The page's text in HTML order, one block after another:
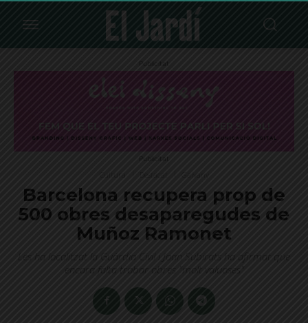
Publicitat
Publicitat
Barcelona recupera prop de
500 obres desaparegudes de
Muñoz Ramonet
Les ha localitzat la Guàrdia Civil i Joan Subirats ha afirmat que
encara falta trobar obres "molt valuoses"